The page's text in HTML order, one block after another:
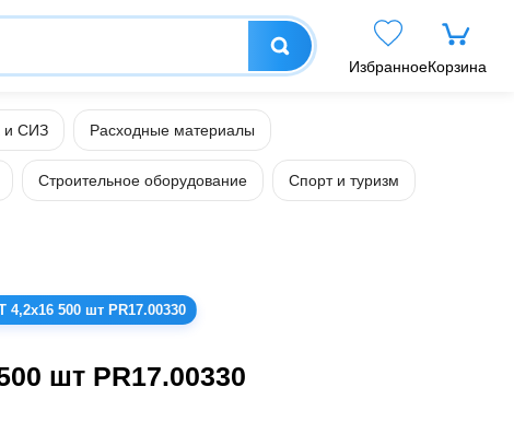
ИзбранноеКорзина
и СИЗ Расходные материалы
Строительное оборудование Спорт и туризм
500 шт PR17.00330
шт PR17.00330